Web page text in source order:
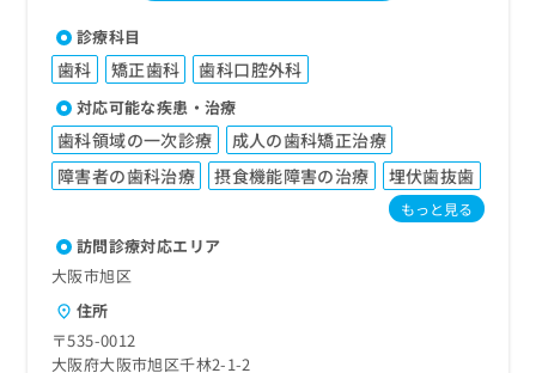
診療科目
歯科 矯正歯科 歯科口腔外科
対応可能な疾患・治療
歯科領域の一次診療
成人の歯科矯正治療
障害者の歯科治療
摂食機能障害の治療 埋伏歯抜歯
もっと見る
訪問診療対応エリア
大阪市旭区
住所
〒535-0012
大阪府大阪市旭区千林2-1-2